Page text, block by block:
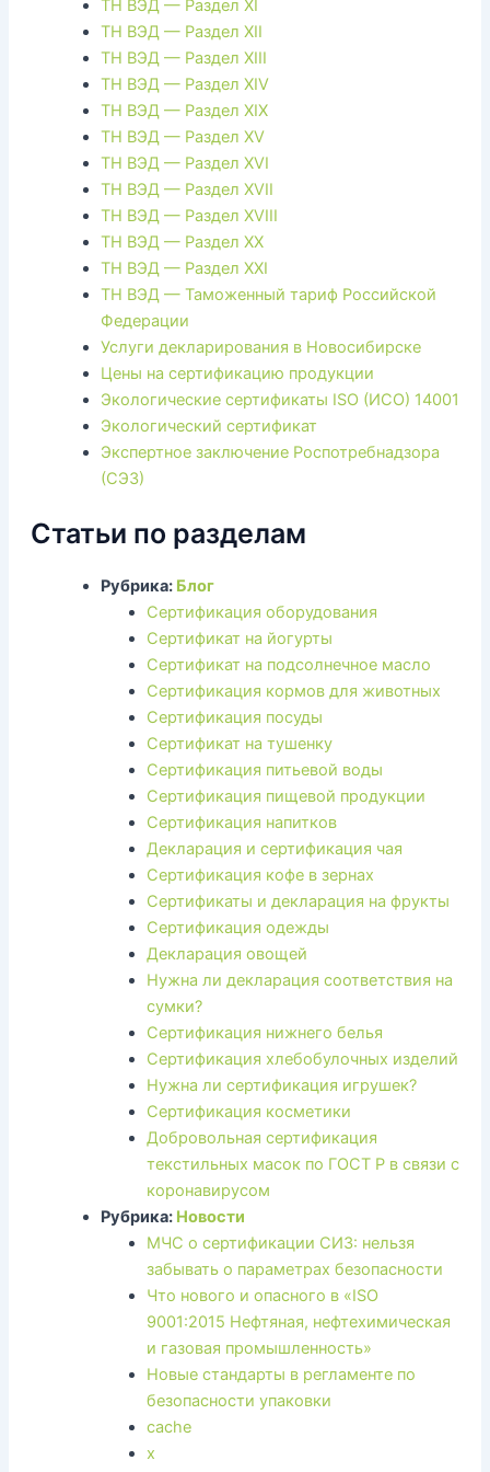
ТН ВЭД — Раздел XI
ТН ВЭД — Раздел XII
ТН ВЭД — Раздел XIII
ТН ВЭД — Раздел XIV
ТН ВЭД — Раздел XIX
ТН ВЭД — Раздел XV
ТН ВЭД — Раздел XVI
ТН ВЭД — Раздел XVII
ТН ВЭД — Раздел XVIII
ТН ВЭД — Раздел XX
ТН ВЭД — Раздел XXI
ТН ВЭД — Таможенный тариф Российской
Федерации
Услуги декларирования в Новосибирске
Цены на сертификацию продукции
Экологические сертификаты ISO (ИСО) 14001
Экологический сертификат
Экспертное заключение Роспотребнадзора
(СЭЗ)
Статьи по разделам
Рубрика: Блог
Сертификация оборудования
Сертификат на йогурты
Сертификат на подсолнечное масло
Сертификация кормов для животных
Сертификация посуды
Сертификат на тушенку
Сертификация питьевой воды
Сертификация пищевой продукции
Сертификация напитков
Декларация и сертификация чая
Сертификация кофе в зернах
Сертификаты и декларация на фрукты
Сертификация одежды
Декларация овощей
Нужна ли декларация соответствия на
сумки?
Сертификация нижнего белья
Сертификация хлебобулочных изделий
Нужна ли сертификация игрушек?
Сертификация косметики
Добровольная сертификация
текстильных масок по ГОСТ Р в связи с
коронавирусом
Рубрика: Новости
МЧС о сертификации СИЗ: нельзя
забывать о параметрах безопасности
Что нового и опасного в «ISO
9001:2015 Нефтяная, нефтехимическая
и газовая промышленность»
Новые стандарты в регламенте по
безопасности упаковки
cache
x